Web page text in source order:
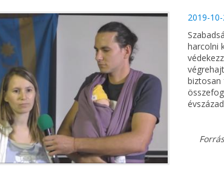
2019-
harcolni
biztosan